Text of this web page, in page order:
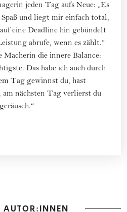
jeden Tag aufs Neue: „Es
und liegt mir einfach total,
eine Deadline hin gebündelt
abrufe, wenn es zählt.“
die innere Balance:
Das habe ich auch durch
Tag gewinnst du, hast
am nächsten Tag verlierst du
AUTOR:INNEN